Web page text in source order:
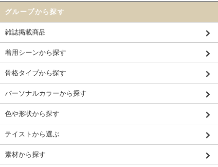
グループから探す
雑誌掲載商品
着用シーンから探す
骨格タイプから探す
パーソナルカラーから探す
色や形状から探す
テイストから選ぶ
素材から探す